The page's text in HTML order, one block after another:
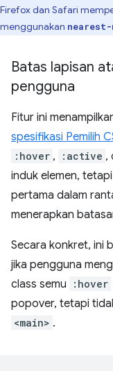
Firefox dan Safari
menggunakan nearest-
Batas lapisan
pengguna
Fitur ini
spesifikasi Pemilih
:hover , :active ,
induk elemen,
pertama dalam
menerapkan
Secara konkret, ini
jika pengguna
class semu
:hover
popover, tetapi
<main> .